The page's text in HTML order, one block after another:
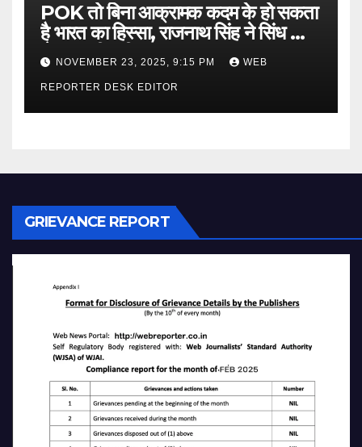
POK तो बिना आक्रामक कदम के हो सकता
है भारत का हिस्सा, राजनाथ सिंह ने सिंध को
लेकर कही बड़ी बात…
NOVEMBER 23, 2025, 9:15 PM WEB
REPORTER DESK EDITOR
GRIEVANCE REPORT